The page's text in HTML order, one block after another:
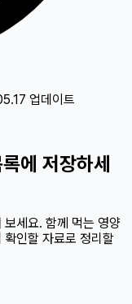
업데이트
에 저장하세
세요. 함께 먹는 영양
확인할 자료로 정리할